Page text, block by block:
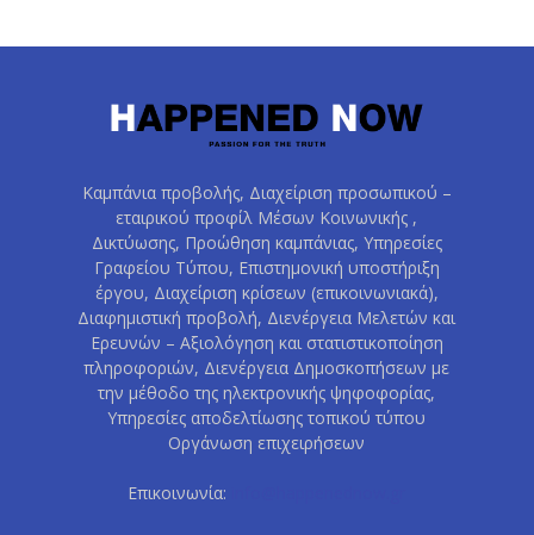
Καμπάνια προβολής, Διαχείριση προσωπικού –
εταιρικού προφίλ Μέσων Κοινωνικής ,
Δικτύωσης, Προώθηση καμπάνιας, Υπηρεσίες
Γραφείου Τύπου, Επιστημονική υποστήριξη
έργου, Διαχείριση κρίσεων (επικοινωνιακά),
Διαφημιστική προβολή, Διενέργεια Μελετών και
Ερευνών – Αξιολόγηση και στατιστικοποίηση
πληροφοριών, Διενέργεια Δημοσκοπήσεων με
την μέθοδο της ηλεκτρονικής ψηφοφορίας,
Υπηρεσίες αποδελτίωσης τοπικού τύπου
Οργάνωση επιχειρήσεων
Επικοινωνία: